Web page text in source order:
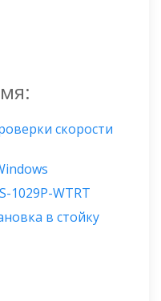
скорости
1029P-WTRT
в стойку